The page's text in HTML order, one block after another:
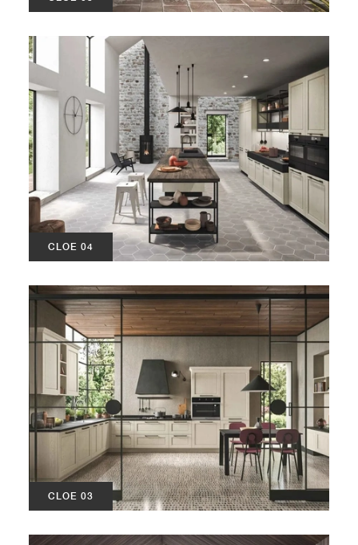
CLOE 04
CLOE 03